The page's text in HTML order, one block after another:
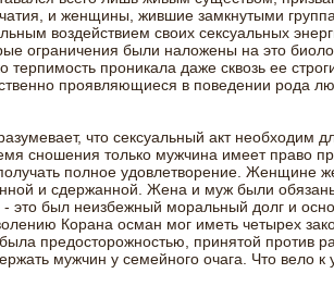
и женщины, жившие замкнутыми
воздействием своих сексуальных
ограничения были наложены на это
терпимость проникала даже сквозь ее
проявляющиеся в поведении рода
что сексуальный акт необходим
сношения только мужчина имеет право
полное удовлетворение. Женщине
и сдержанной. Жена и муж были
- это был неизбежный моральный долг и
Корана осман мог иметь четырех
предосторожностью, принятой против
мужчин у семейного очага. Что вело к